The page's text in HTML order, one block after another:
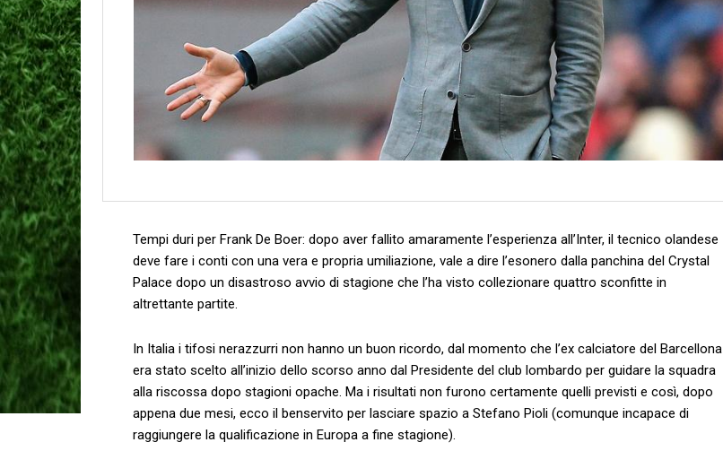
Tempi duri per Frank De Boer: dopo aver fallito amaramente l’esperienza all’Inter, il tecnico olandese
deve fare i conti con una vera e propria umiliazione, vale a dire l’esonero dalla panchina del Crystal
Palace dopo un disastroso avvio di stagione che l’ha visto collezionare quattro sconfitte in
altrettante partite.
In Italia i tifosi nerazzurri non hanno un buon ricordo, dal momento che l’ex calciatore del Barcellona
era stato scelto all’inizio dello scorso anno dal Presidente del club lombardo per guidare la squadra
alla riscossa dopo stagioni opache. Ma i risultati non furono certamente quelli previsti e così, dopo
appena due mesi, ecco il benservito per lasciare spazio a Stefano Pioli (comunque incapace di
raggiungere la qualificazione in Europa a fine stagione).